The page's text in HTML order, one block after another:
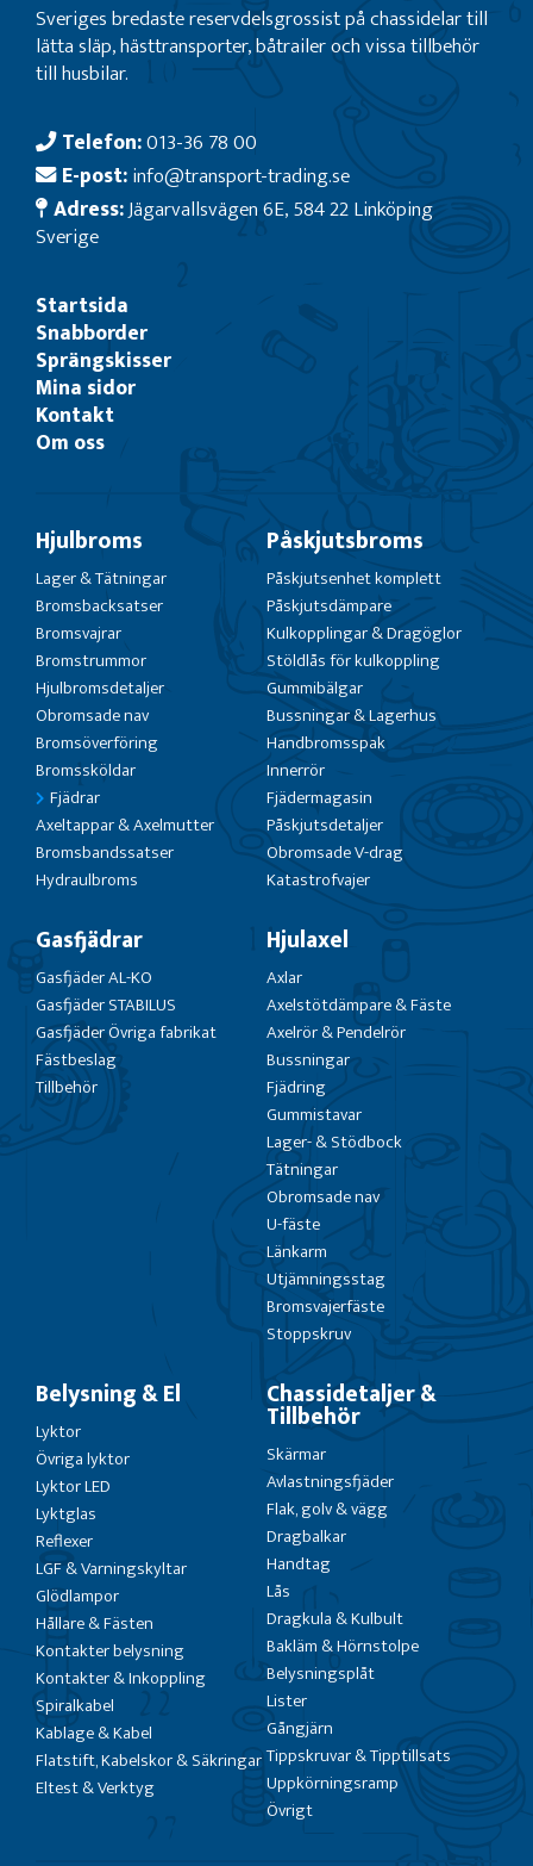
Sveriges bredaste reservdelsgrossist på chassidelar till
lätta släp, hästtransporter, båtrailer och vissa tillbehör
till husbilar.
Telefon:013-36 78 00
E-post:info@transport-trading.se
Adress:Jägarvallsvägen 6E, 584 22 Linköping
Sverige
Startsida
Snabborder
Sprängskisser
Mina sidor
Kontakt
Om oss
Hjulbroms
Lager & Tätningar
Bromsbacksatser
Bromsvajrar
Bromstrummor
Hjulbromsdetaljer
Obromsade nav
Bromsöverföring
Bromssköldar
Fjädrar
Axeltappar & Axelmutter
Bromsbandssatser
Hydraulbroms
Påskjutsbroms
Påskjutsenhet komplett
Påskjutsdämpare
Kulkopplingar & Dragöglor
Stöldlås för kulkoppling
Gummibälgar
Bussningar & Lagerhus
Handbromsspak
Innerrör
Fjädermagasin
Påskjutsdetaljer
Obromsade V-drag
Katastrofvajer
Gasfjädrar
Gasfjäder AL-KO
Gasfjäder STABILUS
Gasfjäder Övriga fabrikat
Fästbeslag
Tillbehör
Hjulaxel
Axlar
Axelstötdämpare & Fäste
Axelrör & Pendelrör
Bussningar
Fjädring
Gummistavar
Lager- & Stödbock
Tätningar
Obromsade nav
U-fäste
Länkarm
Utjämningsstag
Bromsvajerfäste
Stoppskruv
Belysning & El
Lyktor
Övriga lyktor
Lyktor LED
Lyktglas
Reflexer
LGF & Varningskyltar
Glödlampor
Hållare & Fästen
Kontakter belysning
Kontakter & Inkoppling
Spiralkabel
Kablage & Kabel
Flatstift, Kabelskor & Säkringar
Eltest & Verktyg
Chassidetaljer &
Tillbehör
Skärmar
Avlastningsfjäder
Flak, golv & vägg
Dragbalkar
Handtag
Lås
Dragkula & Kulbult
Bakläm & Hörnstolpe
Belysningsplåt
Lister
Gångjärn
Tippskruvar & Tipptillsats
Uppkörningsramp
Övrigt